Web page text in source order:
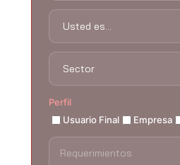
Perfil
Usuario Final Empresa